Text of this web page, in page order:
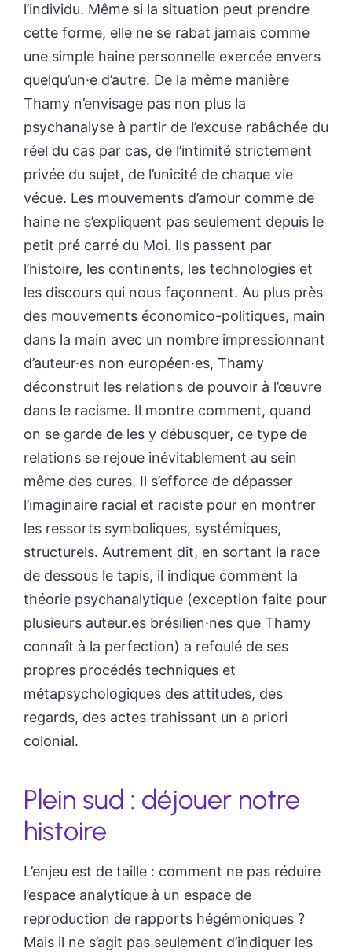
l’individu. Même si la situation peut prendre
cette forme, elle ne se rabat jamais comme
une simple haine personnelle exercée envers
quelqu’un·e d’autre. De la même manière
Thamy n’envisage pas non plus la
psychanalyse à partir de l’excuse rabâchée du
réel du cas par cas, de l’intimité strictement
privée du sujet, de l’unicité de chaque vie
vécue. Les mouvements d’amour comme de
haine ne s’expliquent pas seulement depuis le
petit pré carré du Moi. Ils passent par
l’histoire, les continents, les technologies et
les discours qui nous façonnent. Au plus près
des mouvements économico-politiques, main
dans la main avec un nombre impressionnant
d’auteur·es non européen·es, Thamy
déconstruit les relations de pouvoir à l’œuvre
dans le racisme. Il montre comment, quand
on se garde de les y débusquer, ce type de
relations se rejoue inévitablement au sein
même des cures. Il s’efforce de dépasser
l’imaginaire racial et raciste pour en montrer
les ressorts symboliques, systémiques,
structurels. Autrement dit, en sortant la race
de dessous le tapis, il indique comment la
théorie psychanalytique (exception faite pour
plusieurs auteur.es brésilien·nes que Thamy
connaît à la perfection) a refoulé de ses
propres procédés techniques et
métapsychologiques des attitudes, des
regards, des actes trahissant un a priori
colonial.
Plein sud : déjouer notre
histoire
L’enjeu est de taille : comment ne pas réduire
l’espace analytique à un espace de
reproduction de rapports hégémoniques ?
Mais il ne s’agit pas seulement d’indiquer les